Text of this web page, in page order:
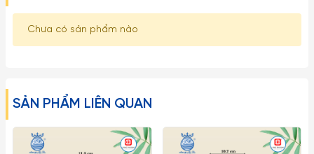
mạnh như ném, vứt, rớt từ trên cao xuống, vì vậy xin quý
khách vui lòng để ngoài tầm với trẻ em.
lỗi thị giác nhất định. Sai số có thể từ 1-2cm
Chưa có sản phẩm nào
SẢN PHẨM LIÊN QUAN